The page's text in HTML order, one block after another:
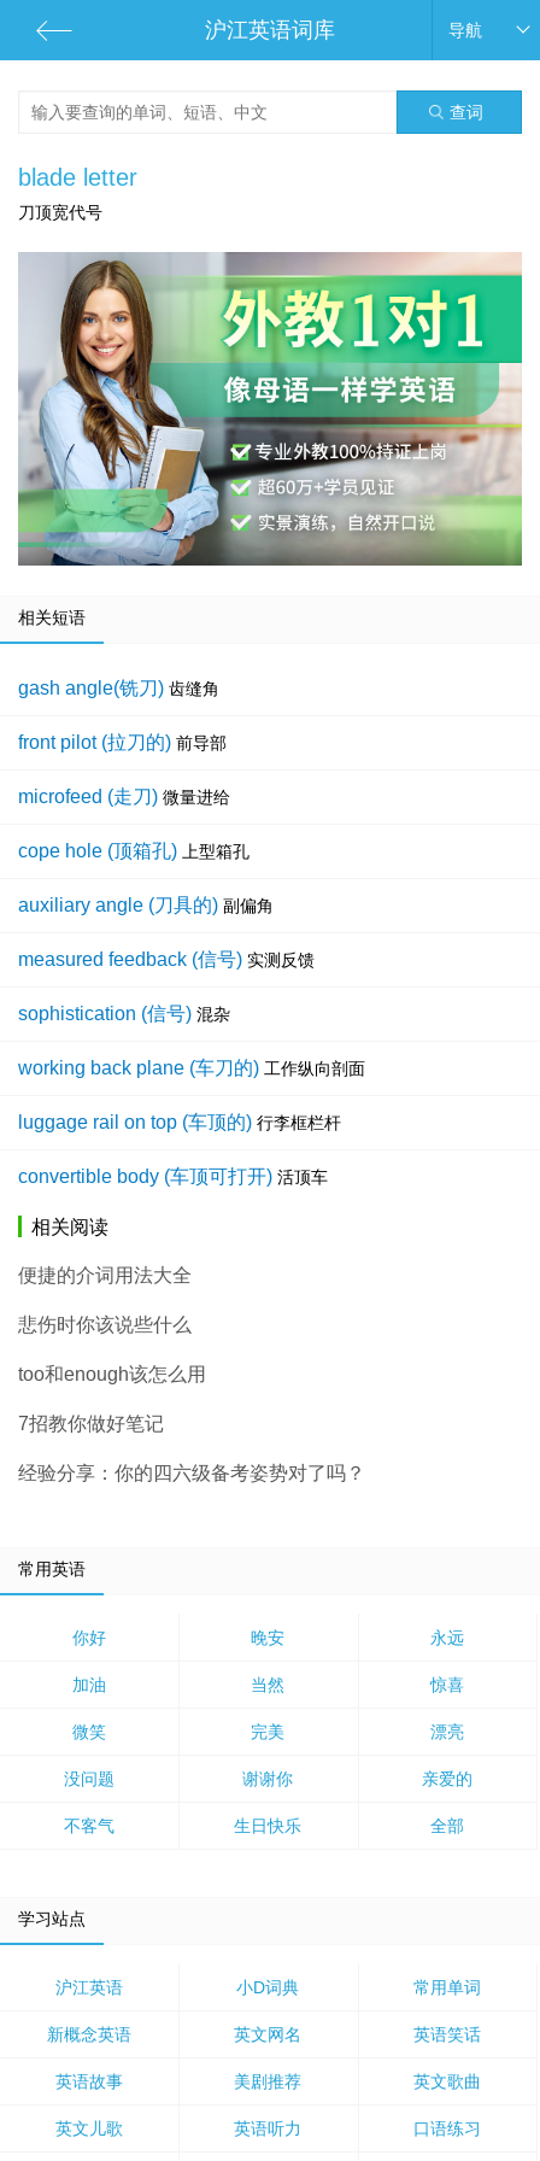
沪江英语词库 导航
查词
blade letter
刀顶宽代号
相关短语
gash angle(铣刀) 齿缝角
front pilot (拉刀的) 前导部
microfeed (走刀) 微量进给
cope hole (顶箱孔) 上型箱孔
auxiliary angle (刀具的) 副偏角
measured feedback (信号) 实测反馈
sophistication (信号) 混杂
working back plane (车刀的) 工作纵向剖面
luggage rail on top (车顶的) 行李框栏杆
convertible body (车顶可打开) 活顶车
相关阅读
便捷的介词用法大全
悲伤时你该说些什么
too和enough该怎么用
7招教你做好笔记
经验分享：你的四六级备考姿势对了吗？
常用英语
你好 晚安 永远
加油 当然 惊喜
微笑 完美 漂亮
没问题 谢谢你 亲爱的
不客气 生日快乐 全部
学习站点
沪江英语 小D词典 常用单词
新概念英语 英文网名 英语笑话
英语故事 美剧推荐 英文歌曲
英文儿歌 英语听力 口语练习